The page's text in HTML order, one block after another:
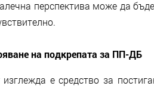
перспектива може да
на подкрепата за ПП-ДБ
е средство за